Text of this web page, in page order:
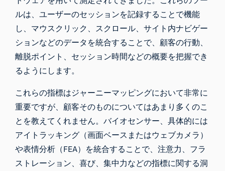
ルは、ユーザーのセッションを記録することで機能
し、マウスクリック、スクロール、サイト内ナビゲー
ションなどのデータを統合することで、顧客の行動、
離脱ポイント、セッション時間などの概要を把握でき
るようにします。
これらの指標はジャーニーマッピングにおいて非常に
重要ですが、顧客そのものについてはあまり多くのこ
とを教えてくれません。バイオセンサー、具体的には
アイトラッキング（画面ベース またはウェブカメラ ）
や表情分析 （FEA）を統合することで、注意力、フラ
ストレーション、喜び、集中力などの指標に関する洞